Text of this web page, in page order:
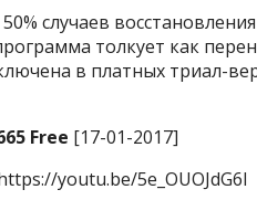
случаев
толкует как
в платных триал-
Free [17-01-2017]
youtu.be/5e_OUOJdG6I